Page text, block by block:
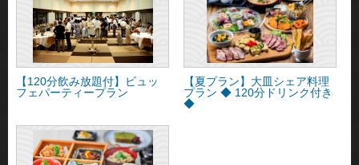
【120分飲み放題付】ビュッ
フェパーティープラン
【夏プラン】大皿シェア料理
プラン ◆ 120分ドリンク付き
◆